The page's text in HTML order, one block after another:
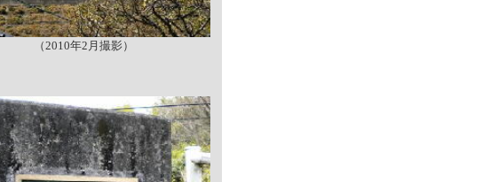
（2010年2月撮影）